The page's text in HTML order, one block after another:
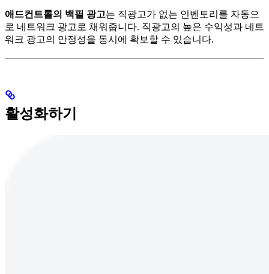
애드컨트롤의 백필 광고는 직광고가 없는 인벤토리를 자동으
로 네트워크 광고로 채워줍니다. 직광고의 높은 수익성과 네트
워크 광고의 안정성을 동시에 확보할 수 있습니다.
활성화하기